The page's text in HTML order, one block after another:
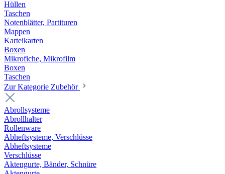
Hüllen
Taschen
Notenblätter, Partituren
Mappen
Karteikarten
Boxen
Mikrofiche, Mikrofilm
Boxen
Taschen
Zur Kategorie Zubehör
Abrollsysteme
Abrollhalter
Rollenware
Abheftsysteme, Verschlüsse
Abheftsysteme
Verschlüsse
Aktengurte, Bänder, Schnüre